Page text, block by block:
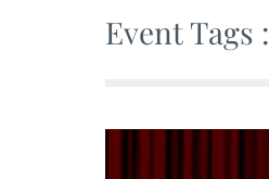
Event Tags :